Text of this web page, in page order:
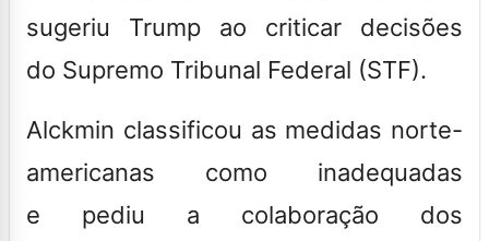
sugeriu Trump ao criticar decisões
do Supremo Tribunal Federal (STF).
Alckmin classificou as medidas norte-
americanas como inadequadas
e pediu a colaboração dos